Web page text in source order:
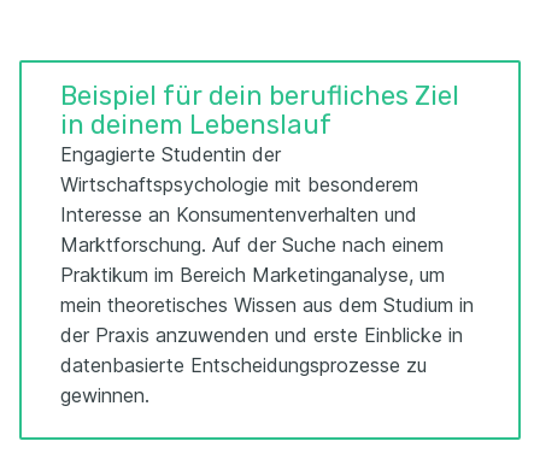
Beispiel für dein berufliches Ziel
in deinem Lebenslauf
Engagierte Studentin der
Wirtschaftspsychologie mit besonderem
Interesse an Konsumentenverhalten und
Marktforschung. Auf der Suche nach einem
Praktikum im Bereich Marketinganalyse, um
mein theoretisches Wissen aus dem Studium in
der Praxis anzuwenden und erste Einblicke in
datenbasierte Entscheidungsprozesse zu
gewinnen.